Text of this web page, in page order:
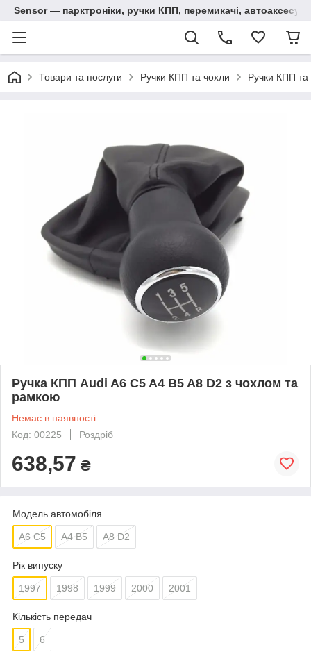
Sensor — парктроніки, ручки КПП, перемикачі,
Товари та послуги Ручки КПП та чохли Ручки КПП та
Ручка КПП Audi A6 C5 A4 B5 A8 D2 з чохлом та
рамкою
Немає в наявності
Код: 00225
Роздріб
638,57 ₴
Модель автомобіля
A6 C5 A4 B5 A8 D2
Рік випуску
1997 1998 1999 2000 2001
Кількість передач
5 6